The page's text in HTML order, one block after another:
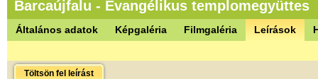
Barcaújfalu - Evangélikus templomegyüttes
Általános adatok Képgaléria Filmgaléria Leírások
Töltsön fel leírást